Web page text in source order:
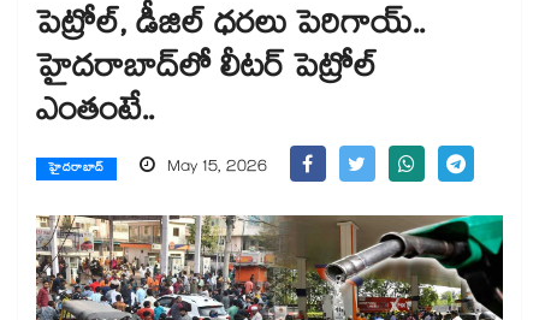
పెట్రోల్, డీజిల్ ధరలు పెరిగాయ్..
హైదరాబాద్⁭లో లీటర్ పెట్రోల్
ఎంతంటే..
హైదరాబాద్ May 15, 2026